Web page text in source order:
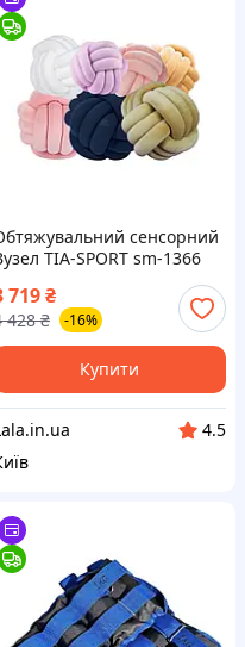
сенсорний
TIA-SPORT sm-1366
719₴
428 ₴ -16%
Купити
4.5